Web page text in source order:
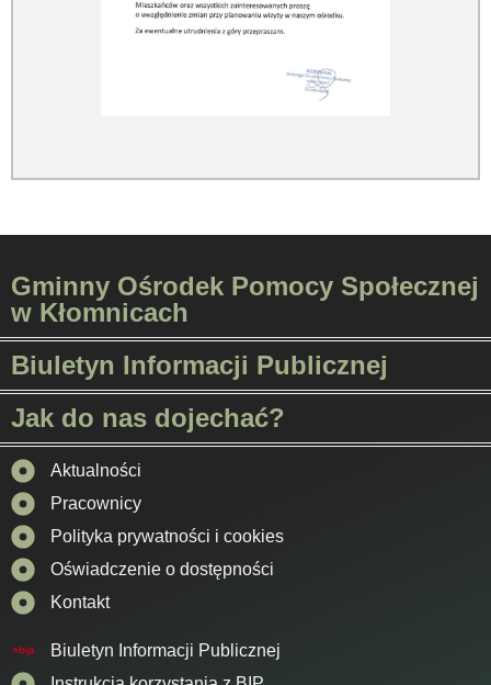
Gminny Ośrodek Pomocy Społecznej
w Kłomnicach
Biuletyn Informacji Publicznej
Jak do nas dojechać?
Aktualności
Pracownicy
Polityka prywatności i cookies
Oświadczenie o dostępności
Kontakt
Biuletyn Informacji Publicznej